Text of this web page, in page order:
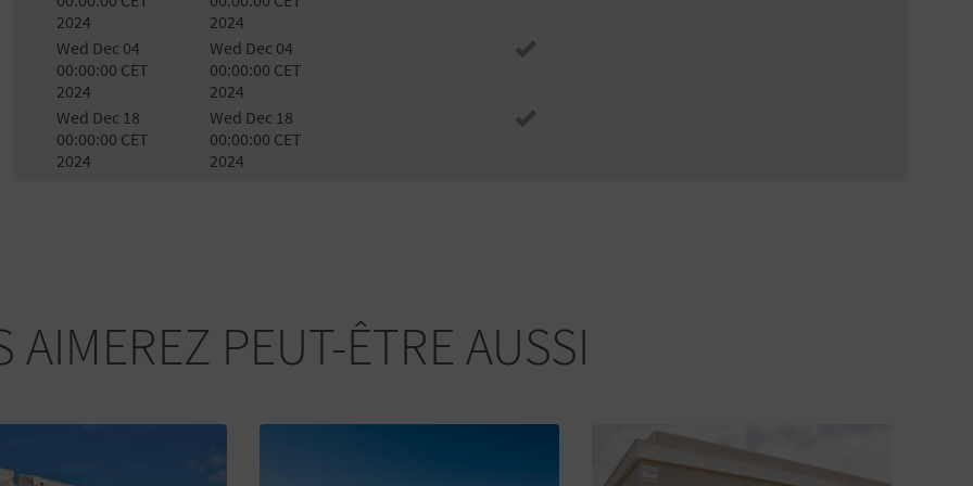
2024
2024
Wed Dec 04
00:00:00 CET
2024
Wed Dec 04
00:00:00 CET
2024
Wed Dec 18
00:00:00 CET
2024
Wed Dec 18
00:00:00 CET
2024
AIMEREZ PEUT-ÊTRE AUSSI